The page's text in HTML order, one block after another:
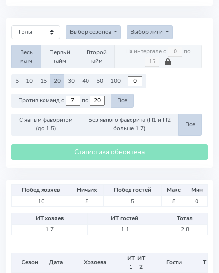
Выбор сезонов Выбор лиги
Весь
матч
Первый
тайм
Второй
тайм
На интервале с по
5 10 15 20 30 40 50 100
Против команд с по Все
С явным фаворитом
(до 1.5)
Без явного фаворита (П1 и П2
больше 1.7)
Все
Статистика обновлена
Побед хозяев Ничьих Побед гостей Макс
Мин
10
5 5 8 0
ИТ хозяев ИТ гостей
Тотал
1.7
1.1 2.8
Сезон Дата Хозяева
ИТ
1
ИТ
2
Гости Т